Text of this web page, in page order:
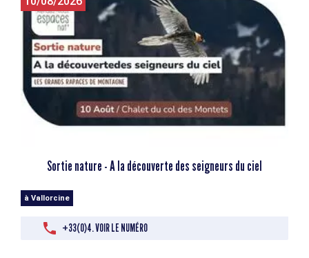
Sortie nature - A la découverte des seigneurs du ciel
à Vallorcine
+33(0)4. VOIR LE NUMÉRO